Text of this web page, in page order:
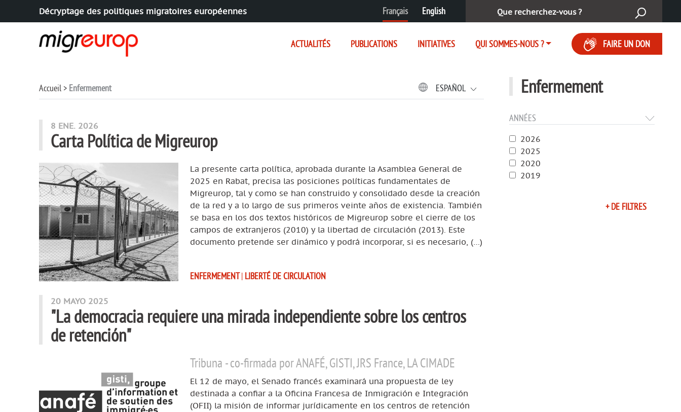
Aller à la navigation
Aller au contenu
Français English
Décryptage des politiques migratoires européennes
ACTUALITÉS PUBLICATIONS INITIATIVES QUI SOMMES-NOUS ? FAIRE UN DON
Rechercher :
Enfermement
ANNÉES
2026
2025
2020
2019
+ DE FILTRES
Accueil Enfermement ESPAÑOL
articles mots
8 ENE. 2026
Carta Política de Migreurop
La presente carta política, aprobada durante la Asamblea General de
2025 en Rabat, precisa las posiciones políticas fundamentales de
Migreurop, tal y como se han construido y consolidado desde la creación
de la red y a lo largo de sus primeros veinte años de existencia. También
se basa en los dos textos históricos de Migreurop sobre el cierre de los
campos de extranjeros (2010) y la libertad de circulación (2013). Este
documento pretende ser dinámico y podrá incorporar, si es necesario, (…)
ENFERMEMENT| LIBERTÉ DE CIRCULATION
20 MAYO 2025
"La democracia requiere una mirada independiente sobre los centros
de retención"
Tribuna - co-firmada por ANAFÉ, GISTI, JRS France, LA CIMADE
El 12 de mayo, el Senado francés examinará una propuesta de ley
destinada a confiar a la Oficina Francesa de Inmigración e Integración
(OFII) la misión de informar jurídicamente en los centros de retención